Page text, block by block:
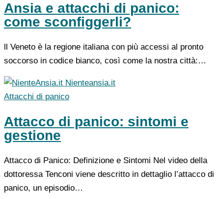
Ansia e attacchi di panico:
come sconfiggerli?
ll Veneto è la regione italiana con più accessi al pronto
soccorso in codice bianco, così come la nostra città:…
Nienteansia.it
Attacchi di panico
Attacco di panico: sintomi e
gestione
Attacco di Panico: Definizione e Sintomi Nel video della
dottoressa Tenconi viene descritto in dettaglio l’attacco di
panico, un episodio…